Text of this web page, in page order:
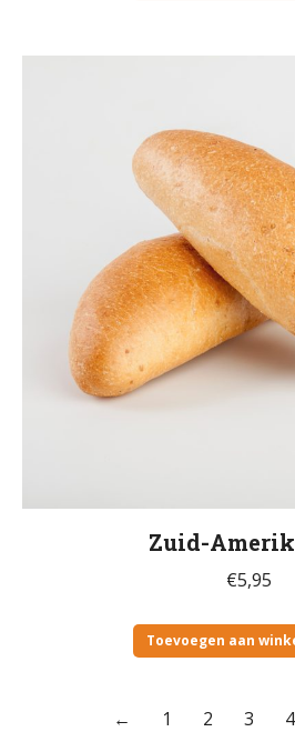
Zuid-
€5,95
Toevoegen aan
← 1 2 3 4